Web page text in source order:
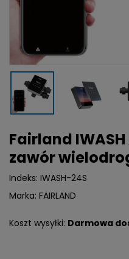
Fairland
zawór
Indeks: IWASH-24S
Marka: FAIRLAND
Koszt wysyłki: Darmowa